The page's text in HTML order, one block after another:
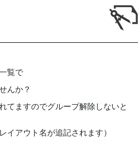
覧で
んか？
てますのでグループ解除しないと
イアウト名が追記されます）